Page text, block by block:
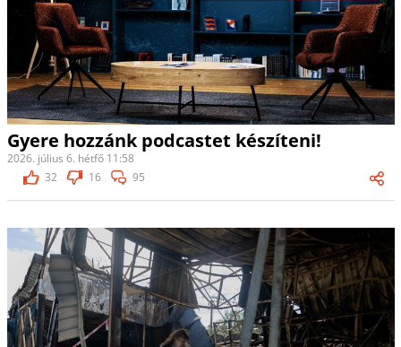
Gyere hozzánk podcastet készíteni!
2026. július 6. hétfő 11:58
32
16 95